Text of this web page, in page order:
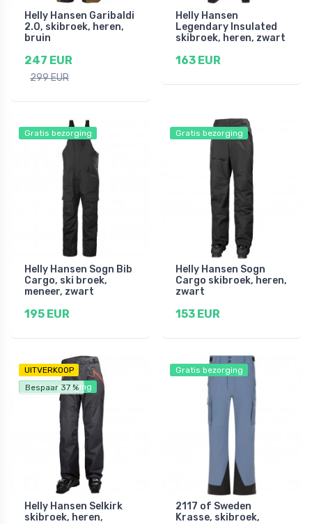
Helly Hansen Garibaldi
2.0, skibroek, heren,
bruin
247 EUR
299 EUR
Helly Hansen
Legendary Insulated
skibroek, heren, zwart
163 EUR
Gratis bezorging
Helly Hansen Sogn Bib
Cargo, ski broek,
meneer, zwart
195 EUR
Gratis bezorging
Helly Hansen Sogn
Cargo skibroek, heren,
zwart
153 EUR
UITVERKOOP
Gratis bezorging
Bespaar 37 %
Helly Hansen Selkirk
skibroek, heren,
Gratis bezorging
2117 of Sweden
Krasse, skibroek,